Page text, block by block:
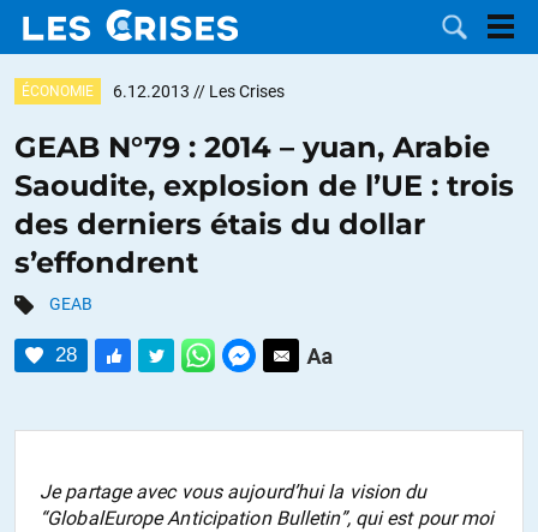
DOSSIERS
CATÉGORIES
ÉCONOMIE 6.12.2013 // Les Crises
GEAB N°79 : 2014 – yuan, Arabie
Saoudite, explosion de l’UE : trois
des derniers étais du dollar
s’effondrent
GEAB
28
Je partage avec vous aujourd’hui la vision du
“GlobalEurope Anticipation Bulletin”, qui est pour moi